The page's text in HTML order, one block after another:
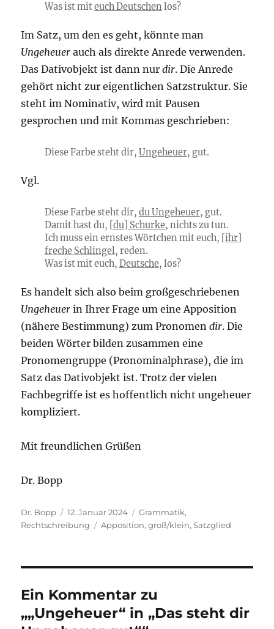
Was ist miteuch Deutschen los?
Im Satz, um den es geht, könnte man
Ungeheuer auch als direkte Anrede verwenden.
Das Dativobjekt ist dann nurdir. Die Anrede
gehört nicht zur eigentlichen Satzstruktur. Sie
steht im Nominativ, wird mit Pausen
gesprochen und mit Kommas geschrieben:
Diese Farbe steht dir, Ungeheuer, gut.
Vgl.
Diese Farbe steht dir, du Ungeheuer, gut.
Damit hast du, [du] Schurke, nichts zu tun.
Ich muss ein ernstes Wörtchen mit euch, [ihr]
freche Schlingel, reden.
Was ist mit euch, Deutsche, los?
Es handelt sich also beim großgeschriebenen
Ungeheuer in Ihrer Frage um eine Apposition
(nähere Bestimmung) zum Pronomendir. Die
beiden Wörter bilden zusammen eine
Pronomengruppe (Pronominalphrase), die im
Satz das Dativobjekt ist. Trotz der vielen
Fachbegriffe ist es hoffentlich nicht ungeheuer
kompliziert.
Mit freundlichen Grüßen
Dr. Bopp
Autor
Dr. Bopp
Veröffentlicht
am
12. Januar 2024 Kategorien
Grammatik,
Rechtschreibung
Schlagwörter
Apposition,groß/klein,Satzglied
Ein Kommentar zu
„„Ungeheuer“ in „Das steht dir